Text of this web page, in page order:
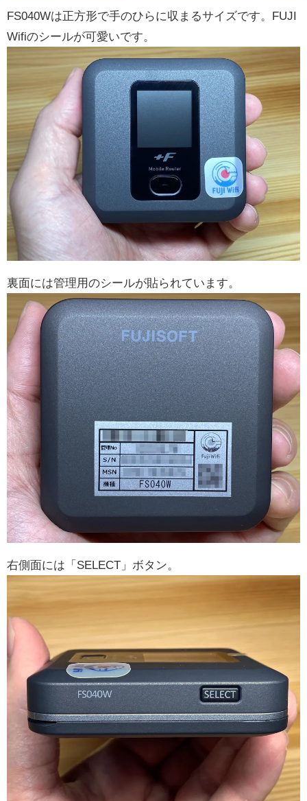
FS040Wは正方形で手のひらに収まるサイズです。FUJI
Wifiのシールが可愛いです。
裏面には管理用のシールが貼られています。
右側面には「SELECT」ボタン。